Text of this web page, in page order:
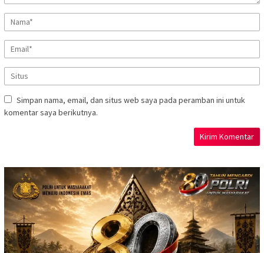
Simpan nama, email, dan situs web saya pada peramban ini untuk
komentar saya berikutnya.